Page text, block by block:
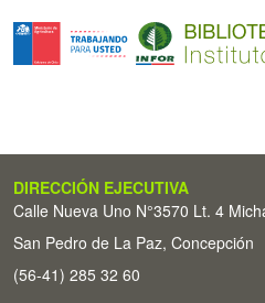
DIRECCIÓN EJECUTIVA
Calle Nueva Uno N°3570 Lt. 4
San Pedro de La Paz, Concepción
(56-41) 285 32 60